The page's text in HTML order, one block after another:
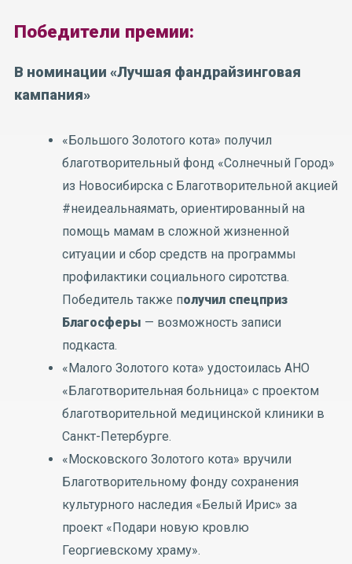
Победители премии:
В номинации «Лучшая фандрайзинговая
кампания»
«Большого Золотого кота» получил
благотворительный фонд «Солнечный Город»
из Новосибирска с Благотворительной акцией
#неидеальнаямать, ориентированный на
помощь мамам в сложной жизненной
ситуации и сбор средств на программы
профилактики социального сиротства.
Победитель также получил спецприз
Благосферы — возможность записи
подкаста.
«Малого Золотого кота» удостоилась АНО
«Благотворительная больница» с проектом
благотворительной медицинской клиники в
Санкт-Петербурге.
«Московского Золотого кота» вручили
Благотворительному фонду сохранения
культурного наследия «Белый Ирис» за
проект «Подари новую кровлю
Георгиевскому храму».